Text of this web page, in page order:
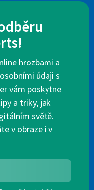
hrozbami a
údaji s
vám poskytne
a triky, jak
světě.
v obraze i v